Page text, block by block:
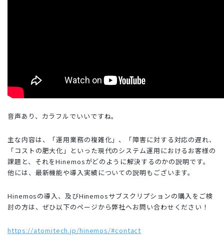
音声あり、カラフルでいいですね。
主な内容は、「運用業務の複雑化」、「障害に対する対応の遅れ、
「コストの肥大化」といった現代のシステム運用におけるお客様の
課題と、それをHinemosがどのように解決するのかの説明です。
他には、最新機能や導入実績についての説明もございます。
Hinemosの導入、及びHinemosサブスクリプションの購入をご検
討の方は、ぜひ以下のページから弊社へお問い合わせください！
https://atomitech.jp/hinemos/#contact